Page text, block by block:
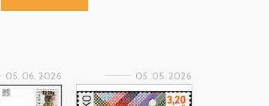
05. 06. 2026 05. 05. 2026